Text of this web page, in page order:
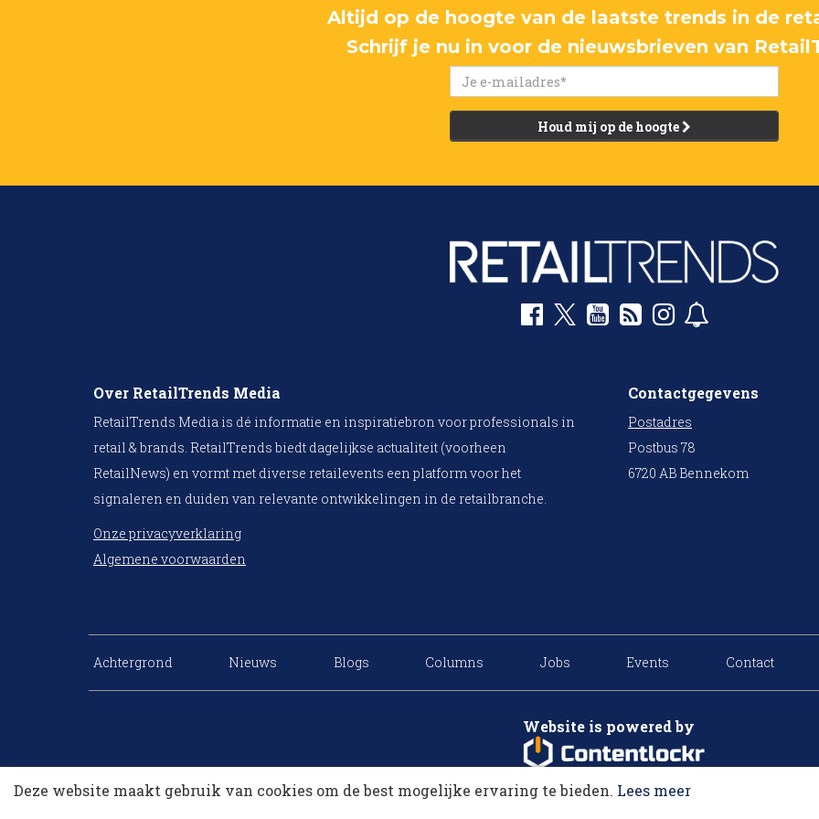
Altijd op de hoogte van de laatste trends in de
Schrijf je nu in voor de nieuwsbrieven van
Houd mij op de hoogte
Over RetailTrends Media
RetailTrends Media is dé informatie en inspiratiebron voor professionals in
retail & brands. RetailTrends biedt dagelijkse actualiteit (voorheen
RetailNews) en vormt met diverse retailevents een platform voor het
signaleren en duiden van relevante ontwikkelingen in de retailbranche.
Onze privacyverklaring
Algemene voorwaarden
Contactgegevens
Postadres
Postbus 78
6720 AB Bennekom
Achtergrond Nieuws Blogs Columns Jobs Events Contact
Website is powered by
Deze website maakt gebruik van cookies om de best mogelijke ervaring te bieden. Lees meer